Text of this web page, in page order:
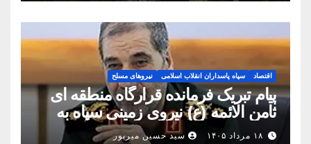
اقتصاد سپاه پاسداران انقلاب اسلامی نیروهای مسلح
پیام تبریک فرمانده قرارگاه منطقه ای
ثامن الائمه (ع) نیروی زمینی سپاه به
مناسبت روز خبرنگار
۱۸ مرداد ۱۴۰۵ سید حسین میرپور